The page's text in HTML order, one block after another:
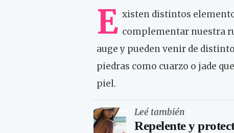
E xisten distintos
complementar nuestra
auge y pueden venir de
piedras como cuarzo o jade
piel.
Leé también
Repelente y